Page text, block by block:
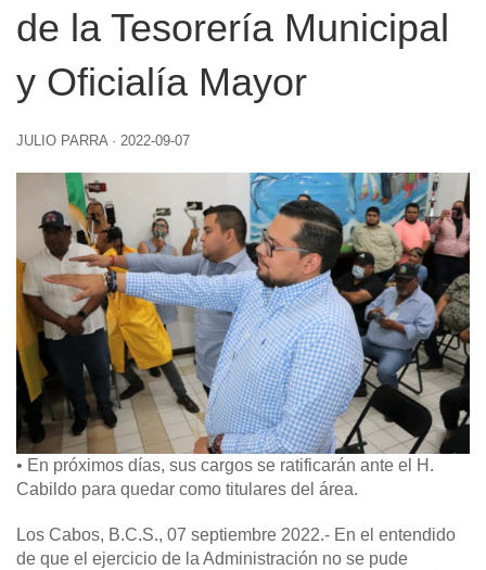
de la Tesorería Municipal
y Oficialía Mayor
JULIO PARRA · 2022-09-07
• En próximos días, sus cargos se ratificarán ante el H.
Cabildo para quedar como titulares del área.
Los Cabos, B.C.S., 07 septiembre 2022.- En el entendido
de que el ejercicio de la Administración no se pude